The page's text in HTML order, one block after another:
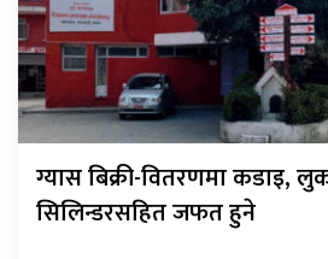
ग्यास बिक्री-वितरणमा कडाइ,
सिलिन्डरसहित जफत हुने